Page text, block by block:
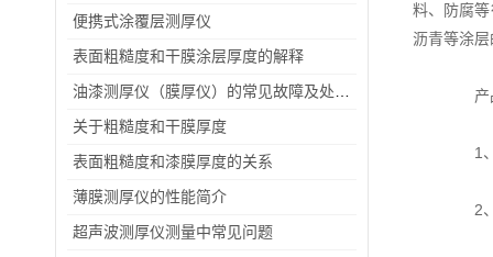
便携式涂覆层测厚仪
表面粗糙度和干膜涂层厚度的解释
关于粗糙度和干膜厚度
表面粗糙度和漆膜厚度的关系
薄膜测厚仪的性能简介
超声波测厚仪测量中常见问题
料、防腐
沥青等涂
产
1、
2、